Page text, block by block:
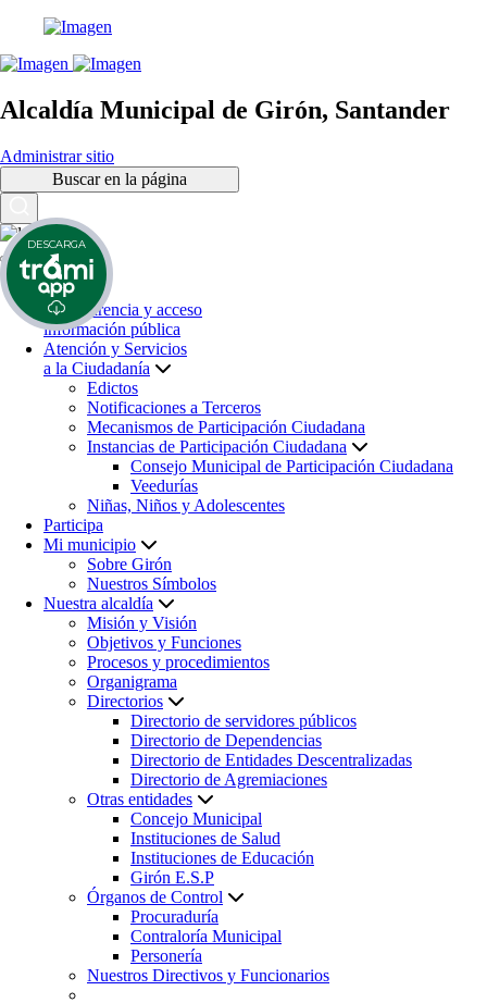
Alcaldía Municipal de Girón, Santander
Administrar sitio
Buscar en la página
Inicio
Transparencia y acceso
información pública
Atención y Servicios
a la Ciudadanía
Edictos
Notificaciones a Terceros
Mecanismos de Participación Ciudadana
Instancias de Participación Ciudadana
Consejo Municipal de Participación Ciudadana
Veedurías
Niñas, Niños y Adolescentes
Participa
Mi municipio
Sobre Girón
Nuestros Símbolos
Nuestra alcaldía
Misión y Visión
Objetivos y Funciones
Procesos y procedimientos
Organigrama
Directorios
Directorio de servidores públicos
Directorio de Dependencias
Directorio de Entidades Descentralizadas
Directorio de Agremiaciones
Otras entidades
Concejo Municipal
Instituciones de Salud
Instituciones de Educación
Girón E.S.P
Órganos de Control
Procuraduría
Contraloría Municipal
Personería
Nuestros Directivos y Funcionarios
DESCARGA